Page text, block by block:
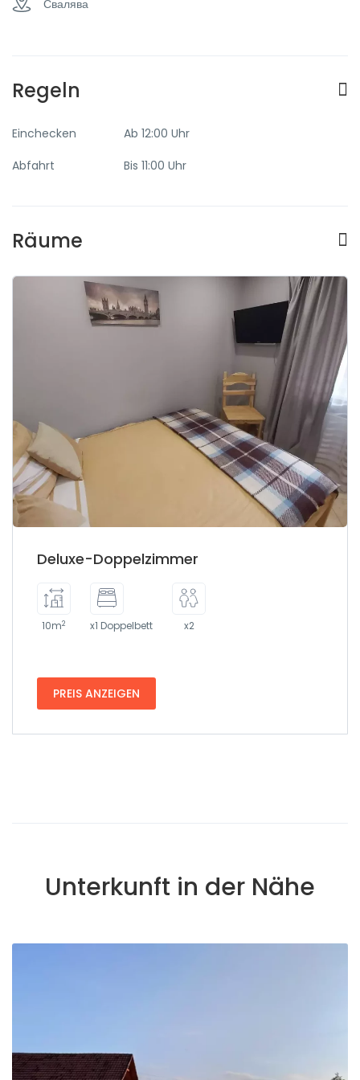
Свалява
Regeln
Einchecken
Ab 12:00 Uhr
Abfahrt
Bis 11:00 Uhr
Räume
Deluxe-Doppelzimmer
10m2 x1 Doppelbett x2
PREIS ANZEIGEN
Unterkunft in der Nähe